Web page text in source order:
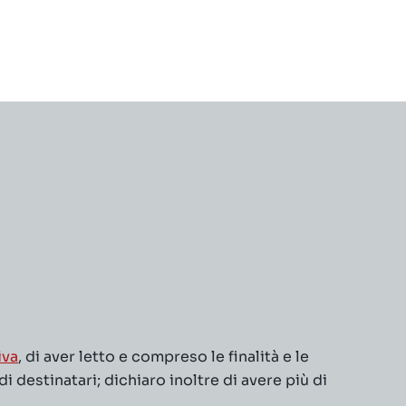
, di aver letto e compreso le finalità e le
destinatari; dichiaro inoltre di avere più di